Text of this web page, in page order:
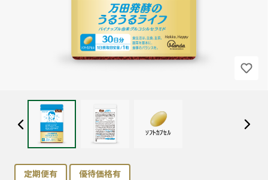
定期便有 優待価格有